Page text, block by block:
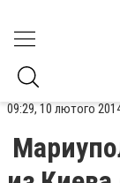
09:29, 10 лютого